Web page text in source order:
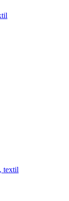
textil